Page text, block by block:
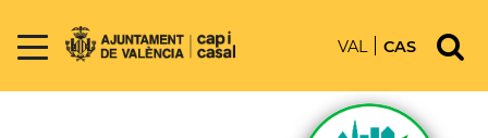
VAL CAS